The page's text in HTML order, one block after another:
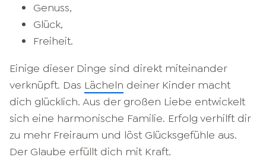
Genuss,
Glück,
Freiheit.
Einige dieser Dinge sind direkt miteinander
verknüpft. Das Lächeln deiner Kinder macht
dich glücklich. Aus der großen Liebe entwickelt
sich eine harmonische Familie. Erfolg verhilft dir
zu mehr Freiraum und löst Glücksgefühle aus.
Der Glaube erfüllt dich mit Kraft.